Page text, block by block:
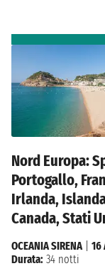
Nord Europa:
Portogallo,
Irlanda,
Canada, Stati
OCEANIA SIRENA| 16
Durata: 34 notti